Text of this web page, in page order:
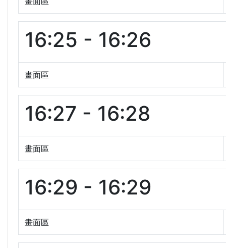
16:25 - 16:26
畫面區
16:27 - 16:28
畫面區
16:29 - 16:29
畫面區